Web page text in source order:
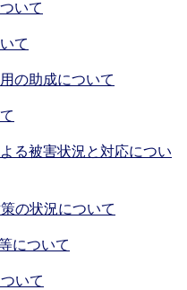
いて
て
の助成について
る被害状況と対応につい
の状況について
について
いて